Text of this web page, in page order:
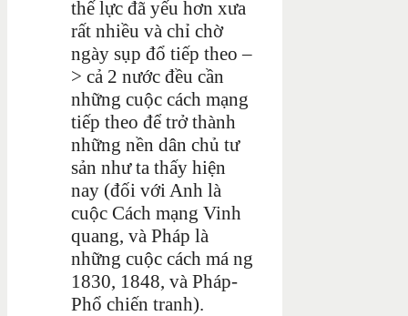
thế lực đã yếu hơn xưa
rất nhiều và chỉ chờ
ngày sụp đổ tiếp theo –
> cả 2 nước đều cần
những cuộc cách mạng
tiếp theo để trở thành
những nền dân chủ tư
sản như ta thấy hiện
nay (đối với Anh là
cuộc Cách mạng Vinh
quang, và Pháp là
những cuộc cách má ng
1830, 1848, và Pháp-
Phổ chiến tranh).